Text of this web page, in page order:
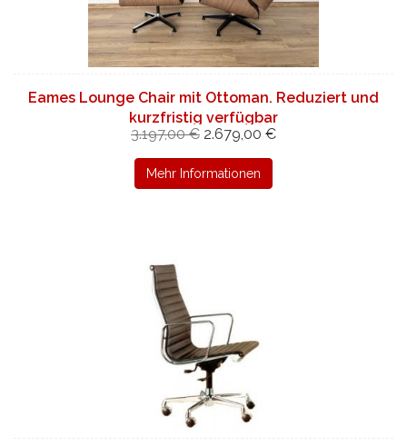
Eames Lounge Chair mit Ottoman. Reduziert und
kurzfristig verfügbar
3.197,00 € 2.679,00 €
Mehr Informationen